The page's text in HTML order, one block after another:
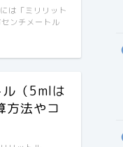
は「ミリリット
ンチメートル
（5mlは
方法やコ